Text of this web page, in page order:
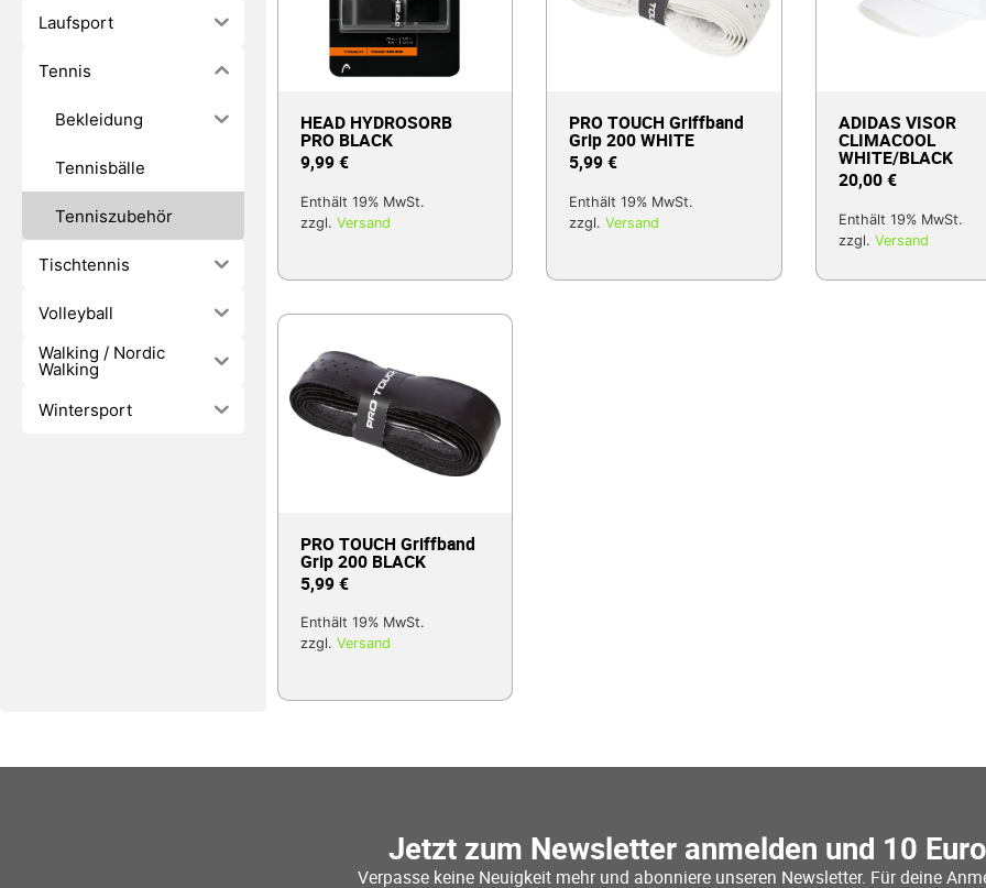
Laufsport
Tennis
Bekleidung
Tennisbälle
Tenniszubehör
Tischtennis
Volleyball
Walking / Nordic
Walking
Wintersport
HEAD HYDROSORB
PRO BLACK
9,99€
Enthält 19% MwSt.
zzgl. Versand
PRO TOUCH Griffband
Grip 200 WHITE
5,99€
Enthält 19% MwSt.
zzgl.Versand
ADIDAS VISOR
CLIMACOOL
WHITE/BLACK
20,00€
Enthält 19% MwSt.
zzgl. Versand
PRO TOUCH Griffband
Grip 200 BLACK
5,99€
Enthält 19% MwSt.
zzgl. Versand
Jetzt zum Newsletter anmelden und 10
Verpasse keine Neuigkeit mehr und abonniere unseren Newsletter. Für deine